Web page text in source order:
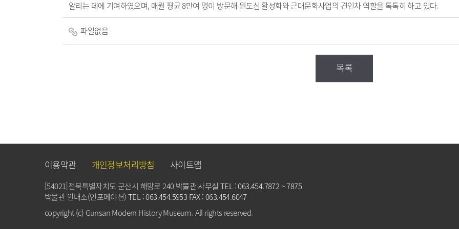
알리는 데에 기여하였으며, 매월 평균 8만여 명이 방문해 원도심 활성화와 근대문화사업의 견인차 역할을 톡톡히 하고 있다.
파일없음
목록
이용약관 개인정보처리방침 사이트맵
[54021]전북특별자치도 군산시 해망로 240박물관 사무실 TEL : 063.454.7872 ~ 7875
박물관 안내소(인포메이션)TEL : 063.454.5953 FAX : 063.454.6047
copyright (c) Gunsan Modern History Museum. All rights reserved.